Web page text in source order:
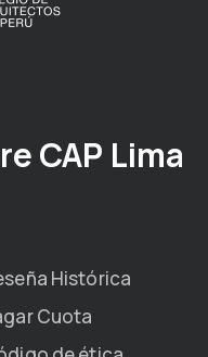
CAP Lima
Histórica
Cuota